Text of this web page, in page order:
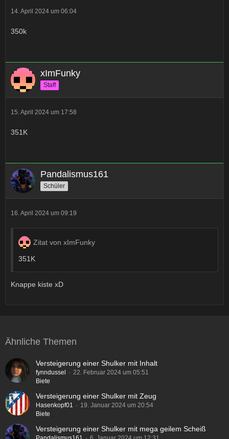
14. April 2024 um 06:04
350k
xImFunky
Staff
15. April 2024 um 17:58
351K
Pandalismus161
Schüler
16. April 2024 um 09:19
Zitat von xImFunky
351K
Knappe kiste xD
Ähnliche Themen
Versteigerung einer Shulker mit Inhalt
fynndussel
22. Februar 2024 um 05:51
Biete
Versteigerung einer Shulker mit Zeug
Hasenkopf01
19. Januar 2024 um 20:54
Biete
Versteigerung einer Shulker mit mega geilem Scheiß